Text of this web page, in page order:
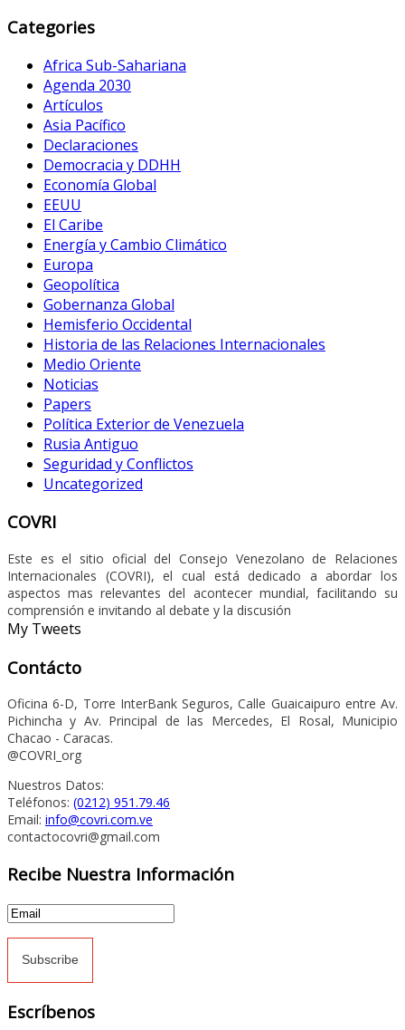
Categories
Africa Sub-Sahariana
Agenda 2030
Artículos
Asia Pacífico
Declaraciones
Democracia y DDHH
Economía Global
EEUU
El Caribe
Energía y Cambio Climático
Europa
Geopolítica
Gobernanza Global
Hemisferio Occidental
Historia de las Relaciones Internacionales
Medio Oriente
Noticias
Papers
Política Exterior de Venezuela
Rusia Antiguo
Seguridad y Conflictos
Uncategorized
COVRI
Este es el sitio oficial del Consejo Venezolano de Relaciones
Internacionales (COVRI), el cual está dedicado a abordar los
aspectos mas relevantes del acontecer mundial, facilitando su
comprensión e invitando al debate y la discusión
My Tweets
Contácto
Oficina 6-D, Torre InterBank Seguros, Calle Guaicaipuro entre Av.
Pichincha y Av. Principal de las Mercedes, El Rosal, Municipio
Chacao - Caracas.
@COVRI_org
Nuestros Datos:
Teléfonos: (0212) 951.79.46
Email: info@covri.com.ve
contactocovri@gmail.com
Recibe Nuestra Información
Escríbenos